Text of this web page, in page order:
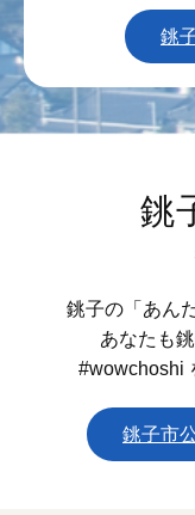
銚
銚
銚子の「あん
あなたも
#wowchoshi
銚子市